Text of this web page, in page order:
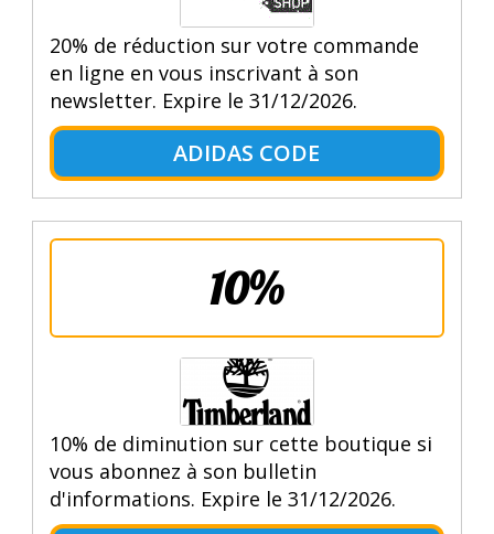
20% de réduction sur votre commande
en ligne en vous inscrivant à son
newsletter. Expire le 31/12/2026.
ADIDAS CODE
10%
10% de diminution sur cette boutique si
vous abonnez à son bulletin
d'informations. Expire le 31/12/2026.